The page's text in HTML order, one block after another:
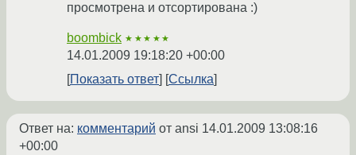
просмотрена и отсортирована :)
boombick ★★★★★
14.01.2009 19:18:20 +00:00
Показать ответ
Ссылка
Ответ на: комментарий от ansi 14.01.2009 13:08:16
+00:00